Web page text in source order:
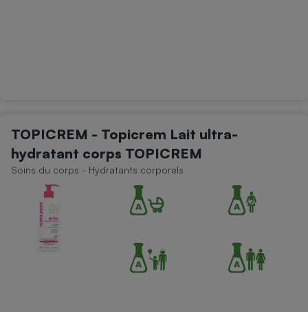
TOPICREM - Topicrem Lait ultra-
hydratant corps TOPICREM
Soins du corps - Hydratants corporels